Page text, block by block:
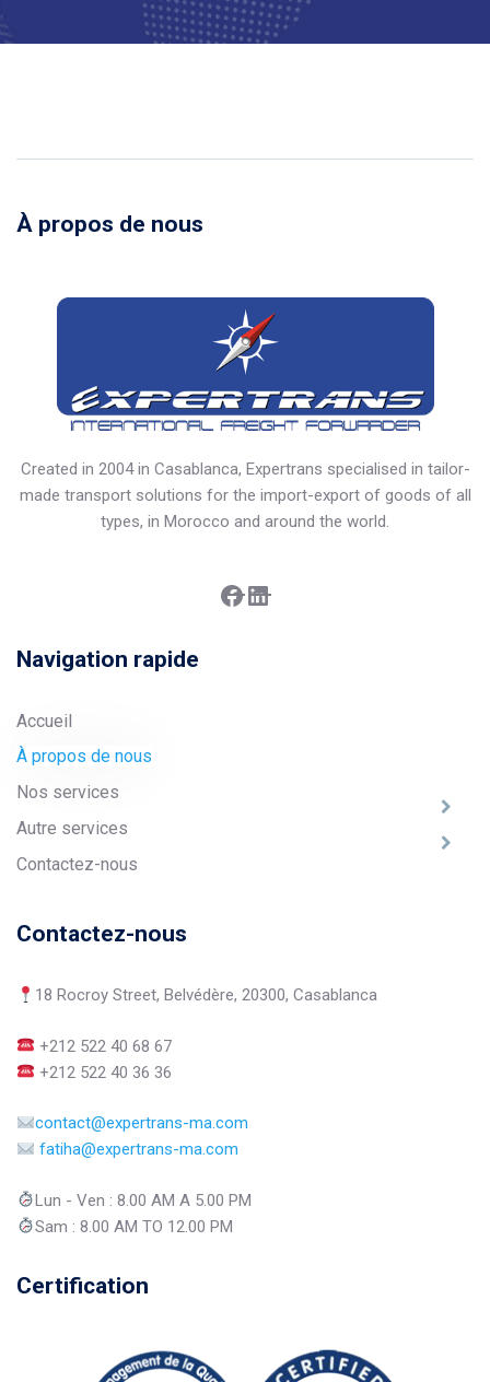
À propos de nous
Created in 2004 in Casablanca, Expertrans specialised in tailor-
made transport solutions for the import-export of goods of all
types, in Morocco and around the world.
Facebook
Navigation rapide
Accueil
À propos de nous
Nos services
Autre services
Contactez-nous
Contactez-nous
18 Rocroy Street, Belvédère, 20300, Casablanca
+212 522 40 68 67
+212 522 40 36 36
contact@expertrans-ma.com
fatiha@expertrans-ma.com
Lun - Ven : 8.00 AM A 5.00 PM
Sam : 8.00 AM TO 12.00 PM
Certification